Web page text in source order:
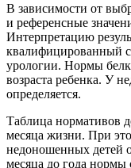
В зависимости от
и референсные
Интерпретацию
квалифицированный
урологии. Нормы
возраста ребенка. У
определяется.
Таблица нормативов
месяца жизни. При
недоношенных детей
месяца до года нормы